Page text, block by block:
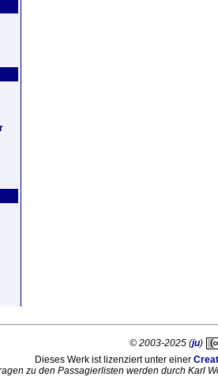
© 2003-2025 (ju)
Dieses Werk ist lizenziert unter einer
zu den Passagierlisten werden durch Karl